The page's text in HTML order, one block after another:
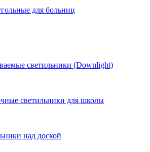
для больниц
светильники (Downlight)
светильники для школы
над доской